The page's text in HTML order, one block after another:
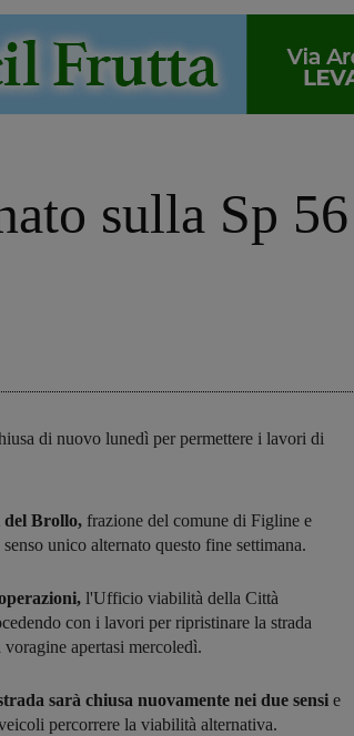
sulla Sp
di nuovo lunedì per permettere i lavori di
del Brollo, frazione del comune di Figline e
unico alternato questo fine settimana.
l'Ufficio viabilità della Città
con i lavori per ripristinare la strada
voragine apertasi mercoledì.
sarà chiusa nuovamente nei due sensi e
percorrere la viabilità alternativa.